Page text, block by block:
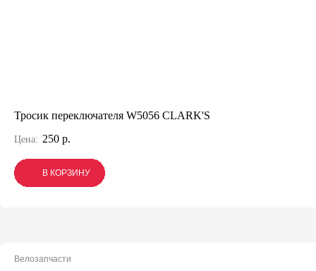
Тросик переключателя W5056 CLARK'S
Цена: 250 р.
В КОРЗИНУ
В КОРЗИНУ
В КОРЗИНУ
Велозапчасти